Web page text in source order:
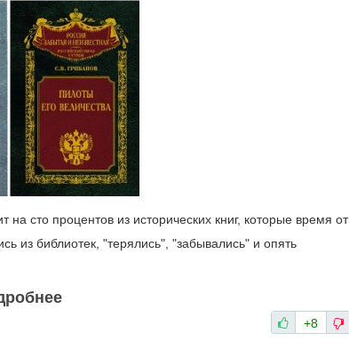
сто процентов из исторических книг, которые время от
из библиотек, "терялись", "забывались" и опять
+8